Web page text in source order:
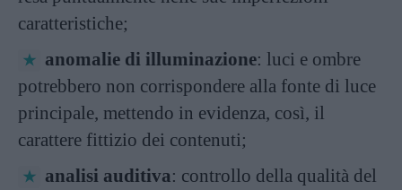
caratteristiche;
anomalie di illuminazione: luci e ombre
potrebbero non corrispondere alla fonte di luce
principale, mettendo in evidenza, così, il
carattere fittizio dei contenuti;
analisi auditiva: controllo della qualità del